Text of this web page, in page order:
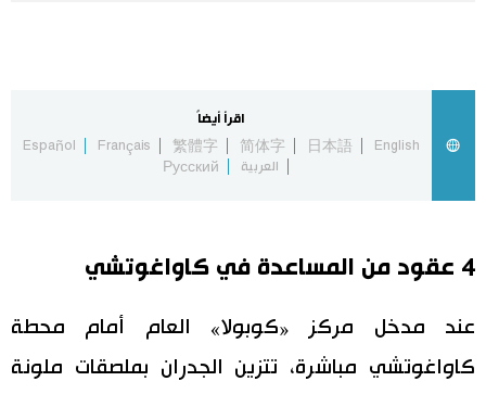
اقرأ أيضاً
English
日本語
简体字
繁體字
Français
Español
العربية
Русский
4 عقود من المساعدة في كاواغوتشي
عند مدخل مركز «كوبولا» العام أمام محطة
كاواغوتشي مباشرة، تتزين الجدران بملصقات ملونة